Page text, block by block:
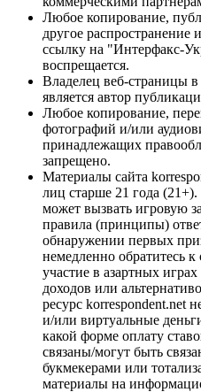
Любое копирование,
другое
ссылку на "Интерфакс-
воспрещается.
Владелец веб-страницы
является автор
Любое копирование,
фотографий и/или
принадлежащих
запрещено.
Материалы сайта
лиц старше 21 года
может вызвать игровую
правила (принципы)
обнаружении первых
немедленно обратитесь
участие в азартных
доходов или
ресурс korrespondent.net
и/или виртуальные
какой форме оплату
связаны/могут быть
букмекерами или
материалы на